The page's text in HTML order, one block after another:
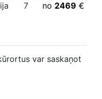
7 no 2469 €
var saskaņot